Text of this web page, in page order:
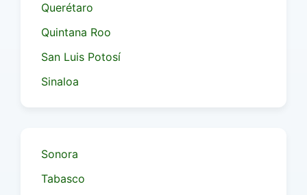
Querétaro
Quintana Roo
San Luis Potosí
Sinaloa
Sonora
Tabasco